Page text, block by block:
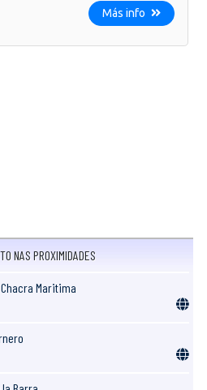
Más info
NAS PROXIMIDADES
Maritima